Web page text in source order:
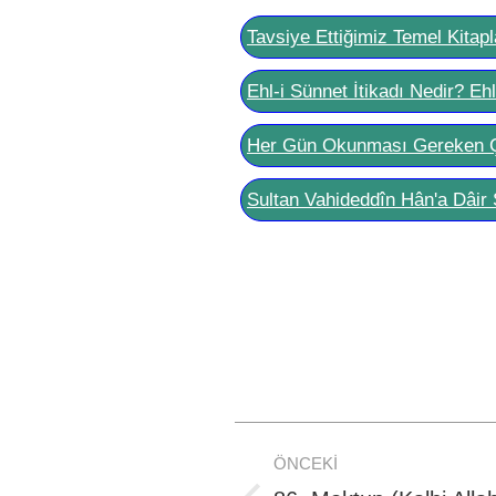
Tavsiye Ettiğimiz Temel
Ehl-i Sünnet İtikadı Nedir?
Her Gün Okunması Gereken
Sultan Vahideddîn Hân'a Dâir
Post
ÖNCEKI